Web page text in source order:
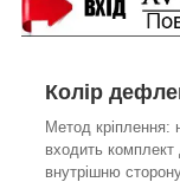
Колір
Метод кріплення:
входить комплект
внутрішню